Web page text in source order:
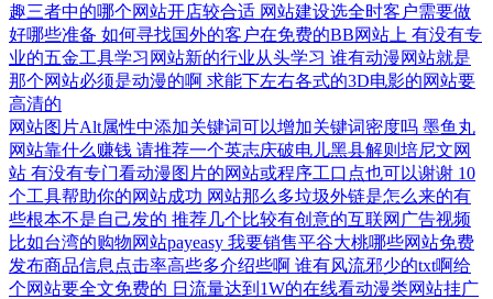
趣三者中的哪个网站开店较合适 网站建设选全时客户需要做
好哪些准备 如何寻找国外的客户在免费的BB网站上 有没有专
业的五金工具学习网站新的行业从头学习 谁有动漫网站就是
那个网站必须是动漫的啊 求能下左右各式的3D电影的网站要
高清的
网站图片Alt属性中添加关键词可以增加关键词密度吗 墨鱼丸
网站靠什么赚钱 请推荐一个英志庆破电儿黑县解则培尼文网
站 有没有专门看动漫图片的网站或程序工口点也可以谢谢 10
个工具帮助你的网站成功 网站那么多垃圾外链是怎么来的有
些根本不是自己发的 推荐几个比较有创意的互联网广告视频
比如台湾的购物网站payeasy 我要销售平谷大桃哪些网站免费
发布商品信息点击率高些多介绍些啊 谁有风流邪少的txt啊给
个网站要全文免费的 日流量达到1W的在线看动漫类网站挂广